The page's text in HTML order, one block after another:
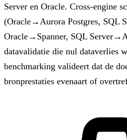
Server en Oracle. Cross-engine
(Oracle→Aurora Postgres, SQL
Oracle→Spanner, SQL
datavalidatie die nul dataverlies
benchmarking valideert dat de
bronprestaties evenaart of